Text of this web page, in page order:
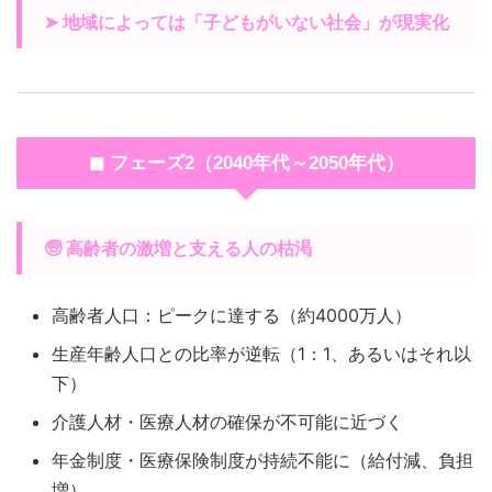
➤ 地域によっては「子どもがいない社会」が現実化
◼ フェーズ2（2040年代～2050年代）
🧓 高齢者の激増と支える人の枯渇
高齢者人口：ピークに達する（約4000万人）
生産年齢人口との比率が逆転（1：1、あるいはそれ以
下）
介護人材・医療人材の確保が不可能に近づく
年金制度・医療保険制度が持続不能に（給付減、負担